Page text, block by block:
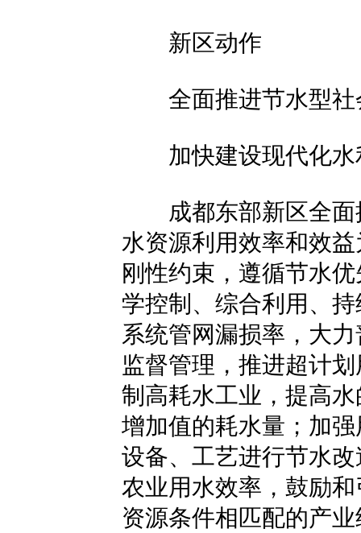
新区动作
全面推进节水型社
加快建设现代化水
成都东部新区全面
水资源利用效率和效
刚性约束，遵循节水
学控制、综合利用、
系统管网漏损率，大
监督管理，推进超计
制高耗水工业，提高
增加值的耗水量；加
设备、工艺进行节水
农业用水效率，鼓励
资源条件相匹配的产